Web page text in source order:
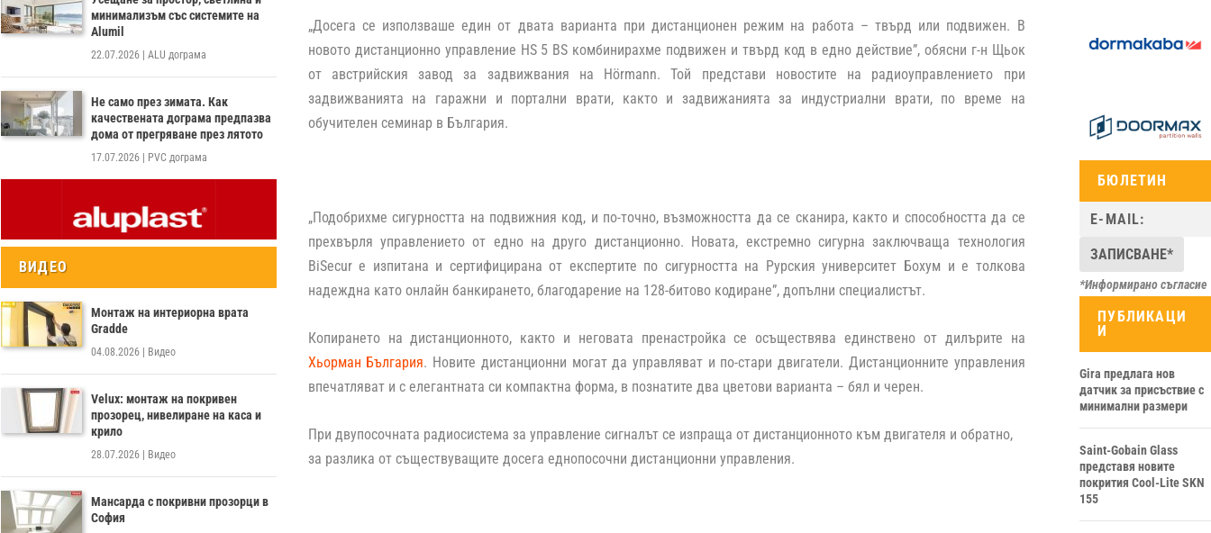
минимализъм със системите на
Alumil
22.07.2026 | ALU дограма
Не само през зимата. Как
качествената дограма предпазва
дома от прегряване през лятото
17.07.2026 | PVC дограма
ВИДЕО
Монтаж на интериорна врата
Gradde
04.08.2026 Видео
Velux: монтаж на покривен
прозорец, нивелиране на каса и
крило
28.07.2026 Видео
Мансарда с покривни прозорци в
София
„Досега се използваше един от двата варианта при дистанционен режим на работа – твърд или подвижен. В
новото дистанционно управление HS 5 BS комбинирахме подвижен и твърд код в едно действие”, обясни г-н Щьок
от австрийския завод за задвижвания на Hörmann. Той представи новостите на радиоуправлението при
задвижванията на гаражни и портални врати, както и задвижанията за индустриални врати, по време на
обучителен семинар в България.
„Подобрихме сигурността на подвижния код, и по-точно, възможността да се сканира, както и способността да се
прехвърля управлението от едно на друго дистанционно. Новата, екстремно сигурна заключваща технология
BiSecur е изпитана и сертифицирана от експертите по сигурността на Рурския университет Бохум и е толкова
надеждна като онлайн банкирането, благодарение на 128-битово кодиране”, допълни специалистът.
Копирането на дистанционното, както и неговата пренастройка се осъществява единствено от дилърите на
Хьорман България. Новите дистанционни могат да управляват и по-стари двигатели. Дистанционните управления
впечатляват и с елегантната си компактна форма, в познатите два цветови варианта – бял и черен.
При двупосочната радиосистема за управление сигналът се изпраща от дистанционното към двигателя и обратно,
за разлика от съществуващите досега еднопосочни дистанционни управления.
БЮЛЕТИН
*Информирано съгласие
ПУБЛИКАЦИ
И
Gira предлага нов
датчик за присъствие с
минимални размери
Saint-Gobain Glass
представя новите
покрития Cool-Lite SKN
155